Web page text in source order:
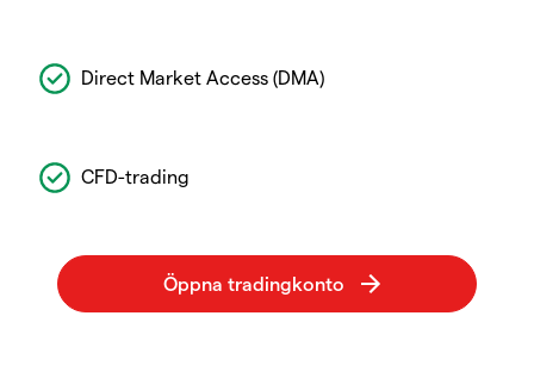
Direct Market Access (DMA)
CFD-trading